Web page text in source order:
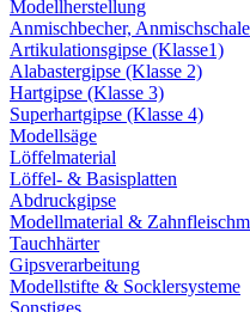
Modellherstellung
Anmischbecher,
Artikulationsgipse (Klasse1)
Alabastergipse (Klasse 2)
Hartgipse (Klasse 3)
Superhartgipse (Klasse 4)
Modellsäge
Löffelmaterial
Löffel- & Basisplatten
Abdruckgipse
Modellmaterial &
Tauchhärter
Gipsverarbeitung
Modellstifte & Socklersysteme
Sonstiges